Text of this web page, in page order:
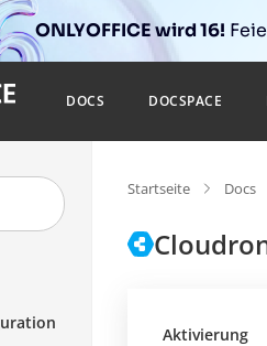
ONLYOFFICE wird 16!
DOCS DOCSPACE
Startseite Docs
Aktivierung